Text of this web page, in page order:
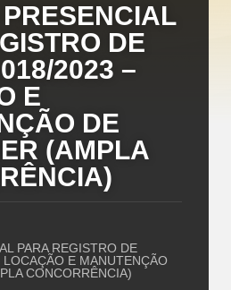
DE
2023 –
E
DE
(AMPLA
PARA REGISTRO DE
E MANUTENÇÃO
CONCORRÊNCIA)